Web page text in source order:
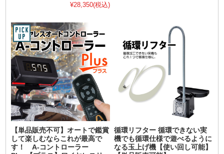
¥28,350(税込)
【単品販売不可】オートで鑑賞
して楽しむならこれが最高で
す！ A-コントローラー
循環リフター 循環できない実
機でも循環仕様で遊べるように
なる玉上げ機【使い回し可能】